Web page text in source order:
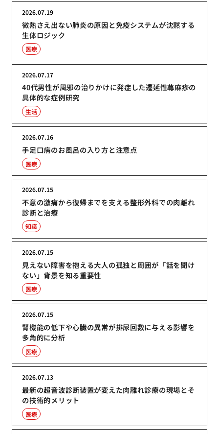
微熱さえ出ない肺炎の原因と免疫システムが沈黙する
生体ロジック
2026.07.19
医療
40代男性が風邪の治りかけに発症した遷延性蕁麻疹の
具体的な症例研究
2026.07.17
生活
手足口病のお風呂の入り方と注意点
2026.07.16
医療
不意の激痛から復帰までを支える整形外科での肉離れ
診断と治療
2026.07.15
知識
見えない障害を抱える大人の孤独と周囲が「話を聞け
ない」背景を知る重要性
2026.07.15
医療
腎機能の低下や心臓の異常が排尿回数に与える影響を
多角的に分析
2026.07.15
医療
最新の超音波診断装置が変えた肉離れ診療の現場とそ
の技術的メリット
2026.07.13
医療